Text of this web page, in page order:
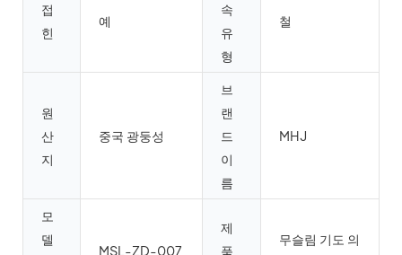
접
힌
예
속
유
형
철
원
산
지
중국 광둥성
브
랜
드
이
름
MHJ
모
델
MSL-ZD-007
제
품
무슬림 기도 의